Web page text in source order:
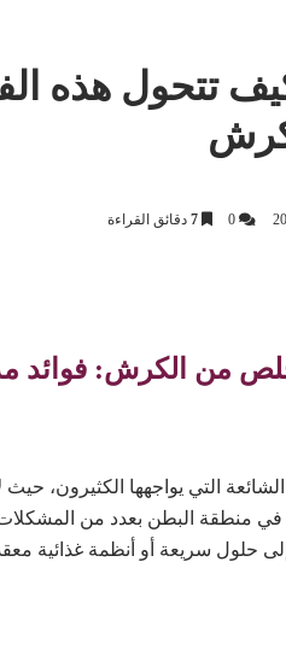
تتحول هذه
0
7 دقائق القراءة
من الكرش: فوائد
التي يواجهها الكثيرون،
في منطقة البطن بعدد من
حلول سريعة أو أنظمة غذائية